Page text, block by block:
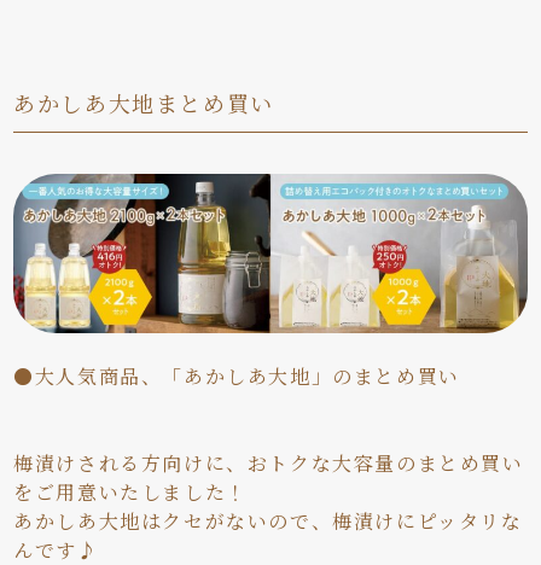
あかしあ大地まとめ買い
●大人気商品、「あかしあ大地」のまとめ買い
梅漬けされる方向けに、おトクな大容量のまとめ買い
をご用意いたしました！
あかしあ大地はクセがないので、梅漬けにピッタリな
んです♪